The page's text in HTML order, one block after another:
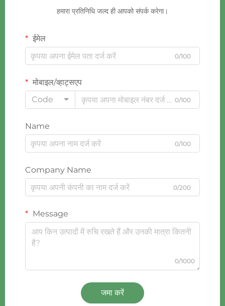
हमारा प्रतिनिधि जल्द ही आपको संपर्क करेगा।
ईमेल
0/100
मोबाइल/व्हाट्सएप
Code
0/100
Name
0/100
Company Name
0/200
Message
0/1000
जमा करें